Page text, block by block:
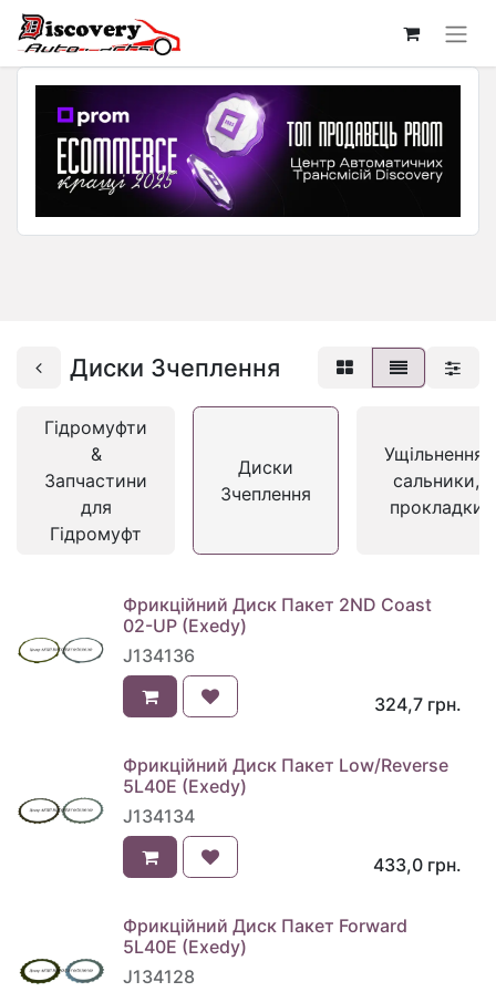
Диски Зчеплення
Гідромуфти
&
Запчастини
для
Гідромуфт
Диски
Зчеплення
Ущільнення,
сальники,
прокладки
Фрикційний Диск Пакет 2ND Coast
02-UP (Exedy)
J134136
324,7 грн.
Фрикційний Диск Пакет Low/Reverse
5L40E (Exedy)
J134134
433,0 грн.
Фрикційний Диск Пакет Forward
5L40E (Exedy)
J134128